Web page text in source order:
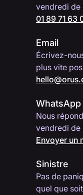
vendredi de
01 89 71 63
Email
Écrivez-
plus vite
WhatsApp
Nous
vendredi de
Envoyer un
Sinistre
Pas de
quel que